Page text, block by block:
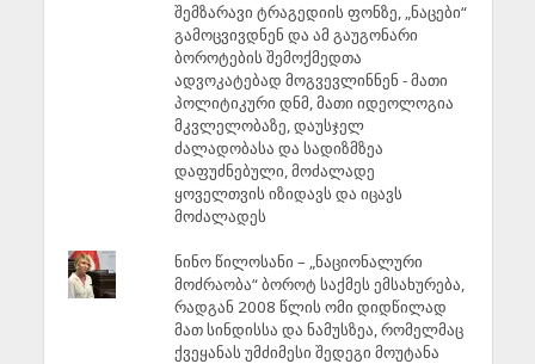
შემზარავი ტრაგედიის ფონზე, „ნაცები“
გამოცვივდნენ და ამ გაუგონარი
ბოროტების შემოქმედთა
ადვოკატებად მოგვევლინნენ - მათი
პოლიტიკური დნმ, მათი იდეოლოგია
მკვლელობაზე, დაუსჯელ
ძალადობასა და სადიზმზეა
დაფუძნებული, მოძალადე
ყოველთვის იზიდავს და იცავს
მოძალადეს
ნინო წილოსანი – „ნაციონალური
მოძრაობა“ ბოროტ საქმეს ემსახურება,
რადგან 2008 წლის ომი დიდწილად
მათ სინდისსა და ნამუსზეა, რომელმაც
ქვეყანას უმძიმესი შედეგი მოუტანა